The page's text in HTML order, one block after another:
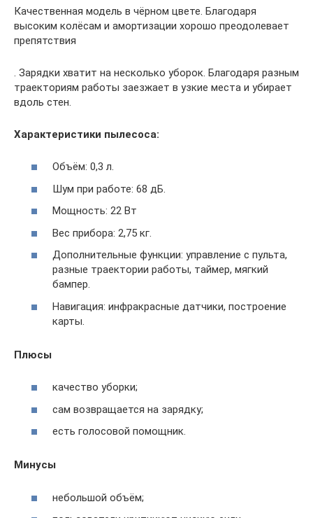
Качественная модель в чёрном цвете. Благодаря
высоким колёсам и амортизации хорошо преодолевает
препятствия
. Зарядки хватит на несколько уборок. Благодаря разным
траекториям работы заезжает в узкие места и убирает
вдоль стен.
Характеристики пылесоса:
Объём: 0,3 л.
Шум при работе: 68 дБ.
Мощность: 22 Вт
Вес прибора: 2,75 кг.
Дополнительные функции: управление с пульта,
разные траектории работы, таймер, мягкий
бампер.
Навигация: инфракрасные датчики, построение
карты.
Плюсы
качество уборки;
сам возвращается на зарядку;
есть голосовой помощник.
Минусы
небольшой объём;